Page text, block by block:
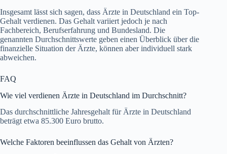
Insgesamt lässt sich sagen, dass Ärzte in Deutschland ein Top-
Gehalt verdienen. Das Gehalt variiert jedoch je nach
Fachbereich, Berufserfahrung und Bundesland. Die
genannten Durchschnittswerte geben einen Überblick über die
finanzielle Situation der Ärzte, können aber individuell stark
abweichen.
FAQ
Wie viel verdienen Ärzte in Deutschland im Durchschnitt?
Das durchschnittliche Jahresgehalt für Ärzte in Deutschland
beträgt etwa 85.300 Euro brutto.
Welche Faktoren beeinflussen das Gehalt von Ärzten?